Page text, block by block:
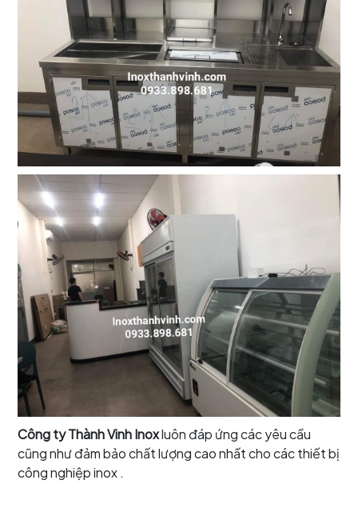
Công ty Thành Vinh Inoxluôn đáp ứng các yêu cầu
cũng như đảm bảo chất lượng cao nhất cho các thiết bị
công nghiệp inox .